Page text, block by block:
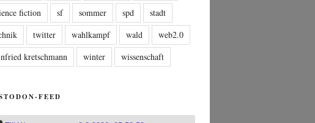
fiction
sf sommer spd
stadt
twitter wahlkampf wald
web2.0
kretschmann
winter wissenschaft
FEED